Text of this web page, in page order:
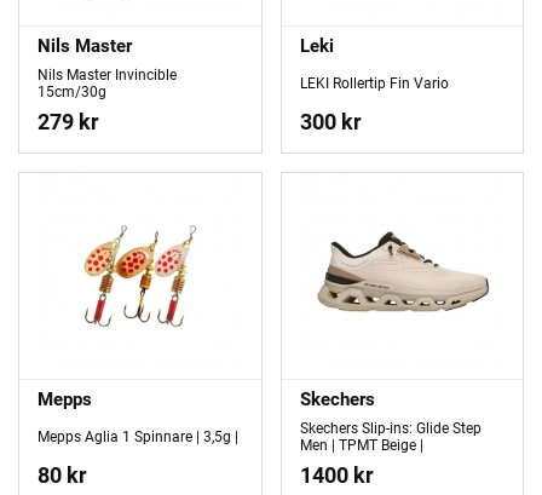
Nils Master
Nils Master Invincible
15cm/30g
279 kr
Leki
LEKI Rollertip Fin Vario
300 kr
Mepps
Mepps Aglia 1 Spinnare | 3,5g |
80 kr
Skechers
Skechers Slip-ins: Glide Step
Men | TPMT Beige |
1400 kr